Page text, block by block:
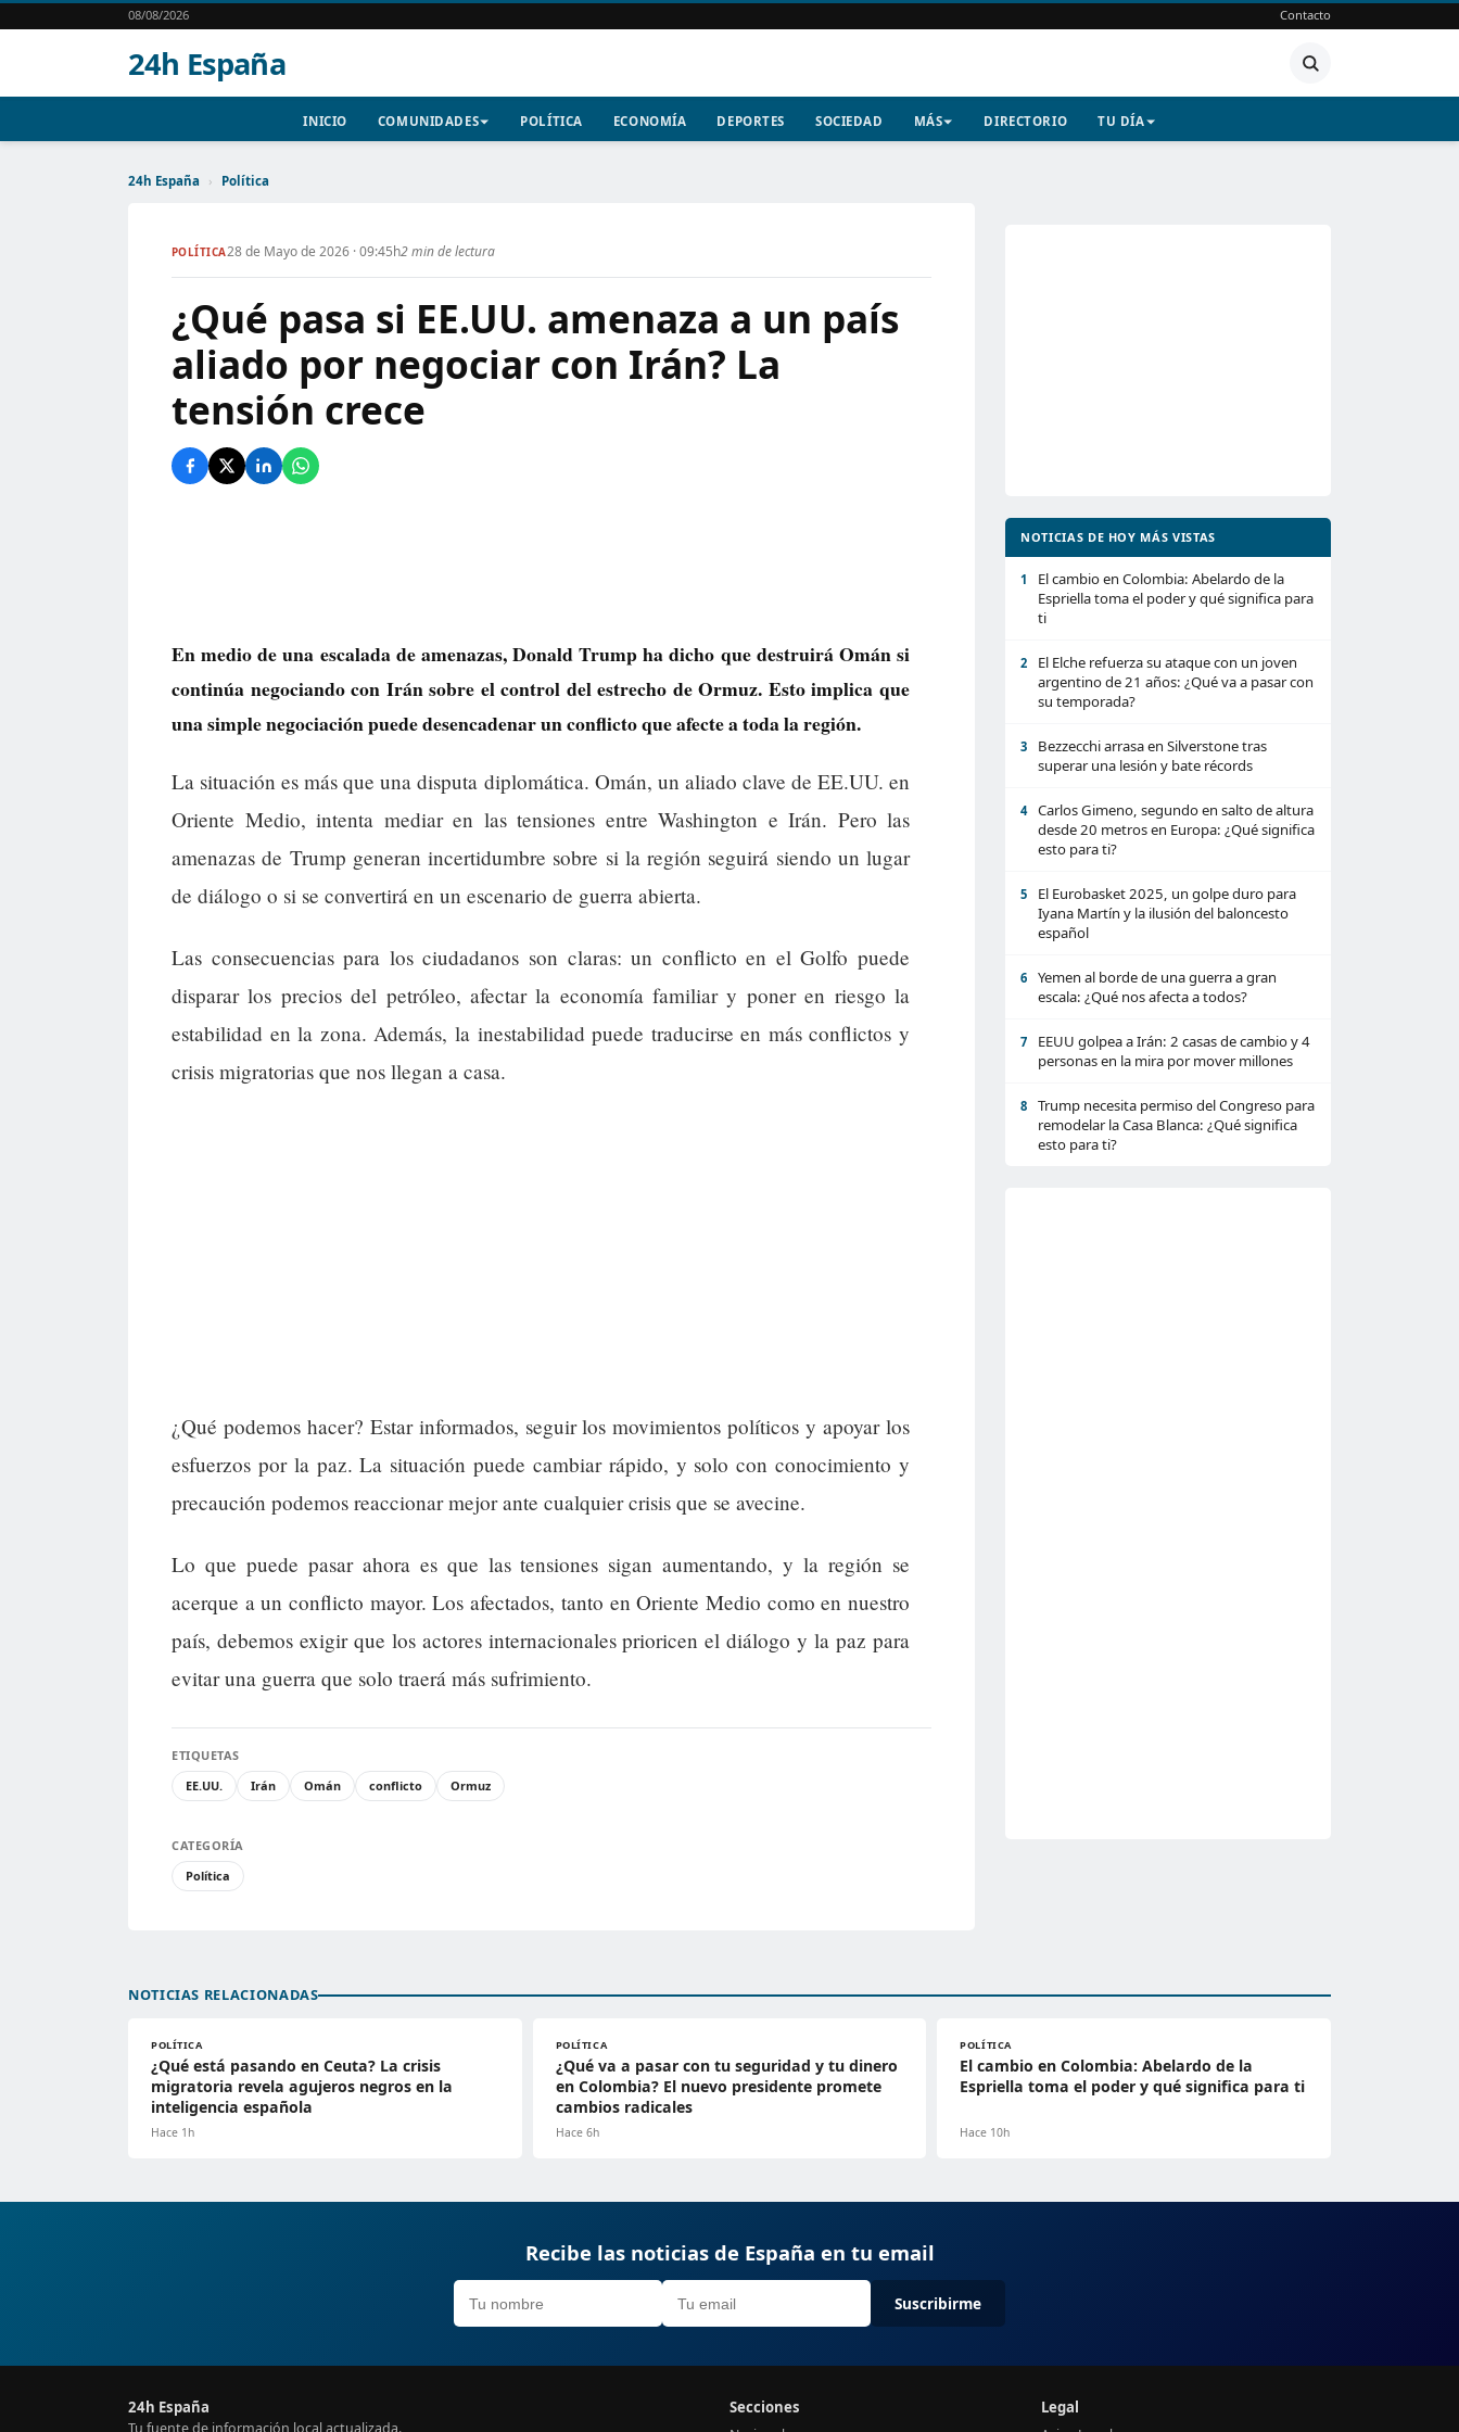
08/08/2026 Contacto
24h España
INICIO COMUNIDADES POLÍTICA ECONOMÍA DEPORTES SOCIEDAD MÁS DIRECTORIO TU DÍA
24h España › Política
POLÍTICA28 de Mayo de 2026 · 09:45h2 min de lectura
¿Qué pasa si EE.UU. amenaza a un país
aliado por negociar con Irán? La
tensión crece
En medio de una escalada de amenazas, Donald Trump ha dicho que destruirá Omán si
continúa negociando con Irán sobre el control del estrecho de Ormuz. Esto implica que
una simple negociación puede desencadenar un conflicto que afecte a toda la región.
La situación es más que una disputa diplomática. Omán, un aliado clave de EE.UU. en
Oriente Medio, intenta mediar en las tensiones entre Washington e Irán. Pero las
amenazas de Trump generan incertidumbre sobre si la región seguirá siendo un lugar
de diálogo o si se convertirá en un escenario de guerra abierta.
Las consecuencias para los ciudadanos son claras: un conflicto en el Golfo puede
disparar los precios del petróleo, afectar la economía familiar y poner en riesgo la
estabilidad en la zona. Además, la inestabilidad puede traducirse en más conflictos y
crisis migratorias que nos llegan a casa.
¿Qué podemos hacer? Estar informados, seguir los movimientos políticos y apoyar los
esfuerzos por la paz. La situación puede cambiar rápido, y solo con conocimiento y
precaución podemos reaccionar mejor ante cualquier crisis que se avecine.
Lo que puede pasar ahora es que las tensiones sigan aumentando, y la región se
acerque a un conflicto mayor. Los afectados, tanto en Oriente Medio como en nuestro
país, debemos exigir que los actores internacionales prioricen el diálogo y la paz para
evitar una guerra que solo traerá más sufrimiento.
ETIQUETAS
EE.UU.
Irán Omán conflicto Ormuz
CATEGORÍA
Política
NOTICIAS DE HOY MÁS VISTAS
1
El cambio en Colombia: Abelardo de la
Espriella toma el poder y qué significa para
ti
2
El Elche refuerza su ataque con un joven
argentino de 21 años: ¿Qué va a pasar con
su temporada?
3
Bezzecchi arrasa en Silverstone tras
superar una lesión y bate récords
4
Carlos Gimeno, segundo en salto de altura
desde 20 metros en Europa: ¿Qué significa
esto para ti?
5
El Eurobasket 2025, un golpe duro para
Iyana Martín y la ilusión del baloncesto
español
6
Yemen al borde de una guerra a gran
escala: ¿Qué nos afecta a todos?
7
EEUU golpea a Irán: 2 casas de cambio y 4
personas en la mira por mover millones
8
Trump necesita permiso del Congreso para
remodelar la Casa Blanca: ¿Qué significa
esto para ti?
NOTICIAS RELACIONADAS
POLÍTICA
¿Qué está pasando en Ceuta? La crisis
migratoria revela agujeros negros en la
inteligencia española
Hace 1h
POLÍTICA
¿Qué va a pasar con tu seguridad y tu dinero
en Colombia? El nuevo presidente promete
cambios radicales
Hace 6h
POLÍTICA
El cambio en Colombia: Abelardo de la
Espriella toma el poder y qué significa para ti
Hace 10h
Recibe las noticias de España en tu email
Suscribirme
24h España Secciones Legal